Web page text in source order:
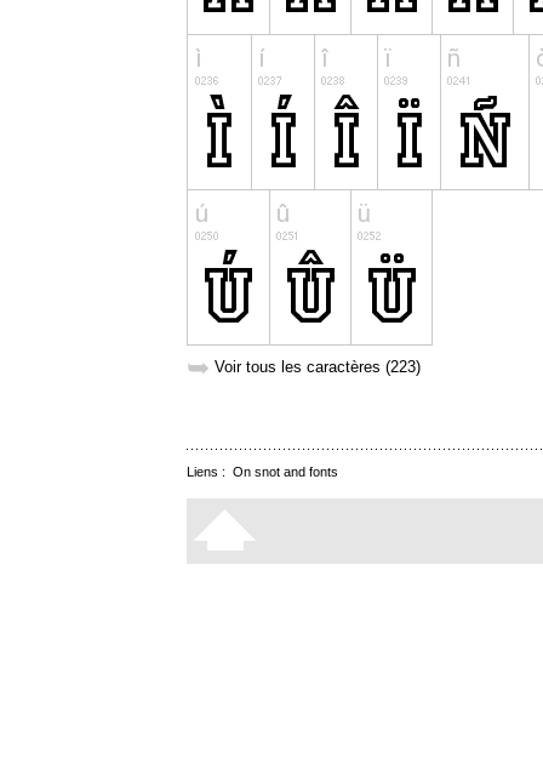
➥ Voir tous les caractères (223)
Liens : On snot and fonts